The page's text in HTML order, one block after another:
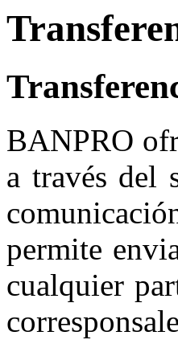
BANPRO
a través del
permite
cualquier